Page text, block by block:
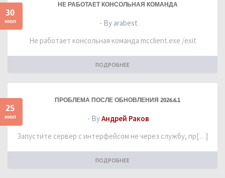
30
июл
НЕ РАБОТАЕТ КОНСОЛЬНАЯ КОМАНДА
- By arabest
Не работает консольная команда mcclient.exe /exit
ПОДРОБНЕЕ
25
июл
ПРОБЛЕМА ПОСЛЕ ОБНОВЛЕНИЯ 2026.6.1
- ByАндрей Раков
Запустите сервер с интерфейсом не через службу, пр[…]
ПОДРОБНЕЕ